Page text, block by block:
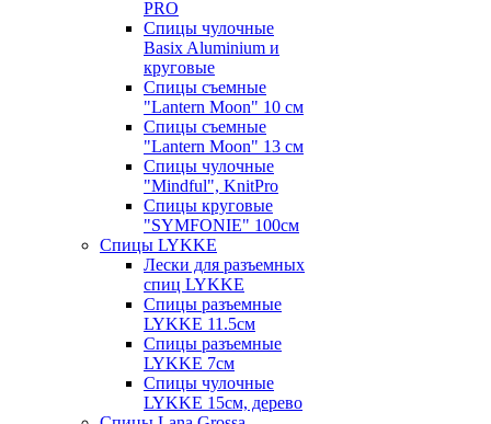
PRO
Спицы чулочные
Basix Aluminium и
круговые
Спицы съемные
"Lantern Moon" 10 см
Спицы съемные
"Lantern Moon" 13 см
Спицы чулочные
"Mindful", KnitPro
Спицы круговые
"SYMFONIE" 100см
Спицы LYKKE
Лески для разъемных
спиц LYKKE
Спицы разъемные
LYKKE 11.5см
Спицы разъемные
LYKKE 7см
Спицы чулочные
LYKKE 15см, дерево